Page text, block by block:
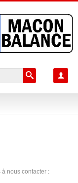

nous contacter :